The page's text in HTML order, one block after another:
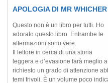
APOLOGIA DI MR WHICHER
Questo non è un libro per tutti. Ho
adorato questo libro. Entrambe le
affermazioni sono vere.
Il lettore in cerca di una storia
leggera e d’evasione farà meglio
richiesto un grado di attenzione
temi frivoli. È un volume poco